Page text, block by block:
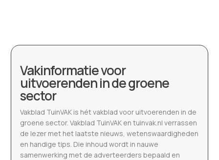
Vakinformatie voor
uitvoerenden in de groene
sector
Vakblad TuinVAK is hét vakblad voor uitvoerenden in de
groene sector. Vakblad TuinVAK en tuinvak.nl verrassen
de lezer met het laatste nieuws, wetenswaardigheden
en handige tips. Die inhoud wordt in nauwe
samenwerking met de adverteerders bepaald en